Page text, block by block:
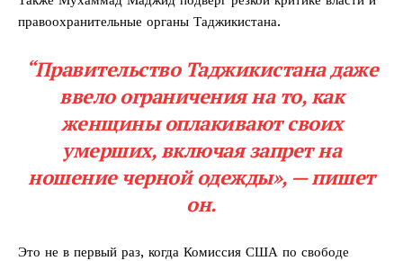
правоохранительные органы Таджикистана.
“Правительство Таджикистана даже
ввело ограничения на то, как
женщины оплакивают своих
умерших, включая запрет на
ношение черной одежды», —пишет
он.
Это не в первый раз, когда Комиссия США по свободе